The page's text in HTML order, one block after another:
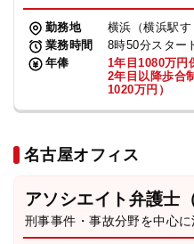
勤務地
横浜（横浜駅す
業務時間
8時50分スター
年俸
1年目1080万円
2年目以降歩合
1020万円）
名古屋オフィス
アソシエイト弁護士
刑事事件・事故分野を中心に